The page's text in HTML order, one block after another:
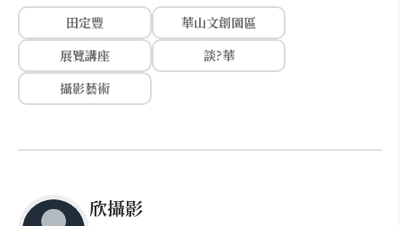
田定豐
華山文創園區
展覽講座
談?華
攝影藝術
欣攝影